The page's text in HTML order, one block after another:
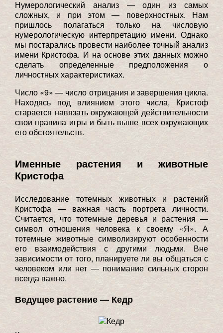
Нумерологический анализ — один из самых
сложных, и при этом — поверхностных. Нам
пришлось полагаться только на числовую
нумерологическую интерпретацию имени. Однако
мы постарались провести наиболее точный анализ
имени Кристофа. И на основе этих данных можно
сделать определенные предположения о
личностных характеристиках.
Число «9» — число отрицания и завершения цикла.
Находясь под влиянием этого числа, Кристоф
старается навязать окружающей действительности
свои правила игры и быть выше всех окружающих
его обстоятельств.
Именные растения и животные
Кристофа
Исследование тотемных животных и растений
Кристофа — важная часть портрета личности.
Считается, что тотемные деревья и растения —
символ отношения человека к своему «Я». А
тотемные животные символизируют особенности
его взаимодействия с другими людьми. Вне
зависимости от того, планируете ли вы общаться с
человеком или нет — понимание сильных сторон
всегда важно.
Ведущее растение — Кедр